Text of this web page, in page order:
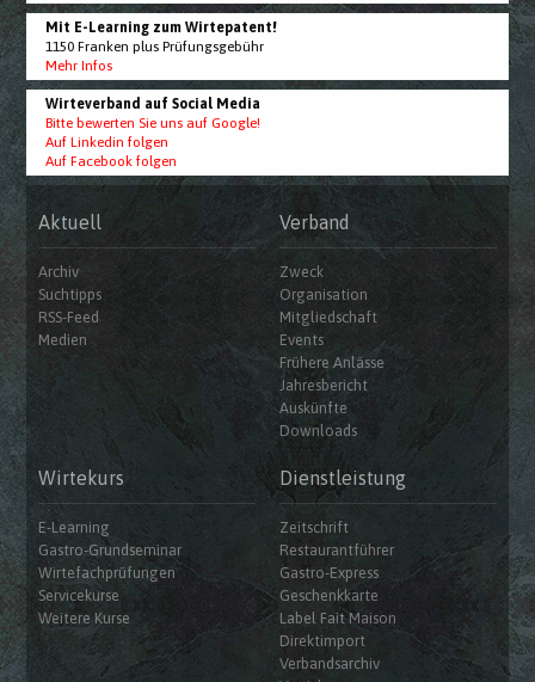
Mit E-Learning zum Wirtepatent!
1150 Franken plus Prüfungsgebühr
Mehr Infos
Wirteverband auf Social Media
Bitte bewerten Sie uns auf Google!
Auf Linkedin folgen
Auf Facebook folgen
Aktuell
Archiv
Suchtipps
RSS-Feed
Medien
Verband
Zweck
Organisation
Mitgliedschaft
Events
Frühere Anlässe
Jahresbericht
Auskünfte
Downloads
Wirtekurs
E-Learning
Gastro-Grundseminar
Wirtefachprüfungen
Servicekurse
Weitere Kurse
Dienstleistung
Zeitschrift
Restaurantführer
Gastro-Express
Geschenkkarte
Label Fait Maison
Direktimport
Verbandsarchiv